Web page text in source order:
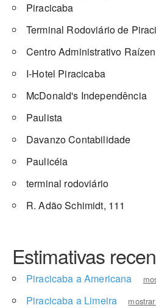
Piracicaba
Terminal Rodoviário de
Centro Administrativo
I-Hotel Piracicaba
McDonald's Independência
Paulista
Davanzo Contabilidade
Paulicéia
terminal rodoviário
R. Adão Schimidt, 111
Estimativas
Piracicaba a Americana
Piracicaba a Limeira